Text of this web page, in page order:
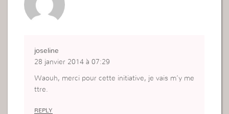
joseline
28 janvier 2014 à 07:29
Waouh, merci pour cette initiative, je vais m’y me
ttre.
REPLY